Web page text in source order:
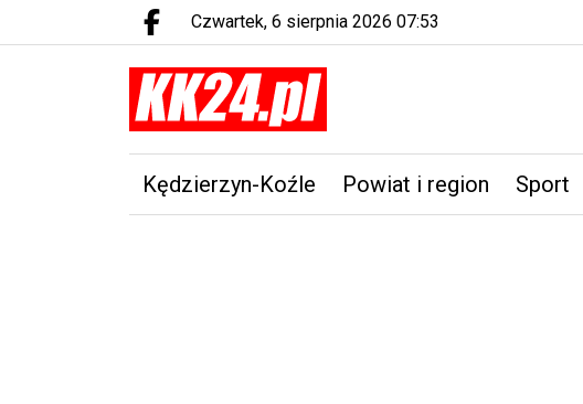
Facebook.com
czwartek, 6 sierpnia 2026 07:53
Kędzierzyn-Koźle Powiat i region Sport